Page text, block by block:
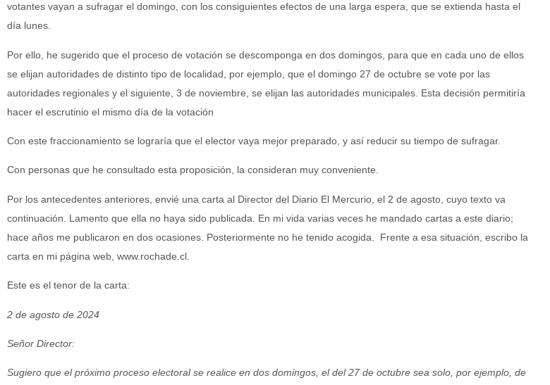
votantes vayan a sufragar el domingo, con los consiguientes efectos de una larga espera, que se extienda hasta el
día lunes.
Por ello, he sugerido que el proceso de votación se descomponga en dos domingos, para que en cada uno de ellos
se elijan autoridades de distinto tipo de localidad, por ejemplo, que el domingo 27 de octubre se vote por las
autoridades regionales y el siguiente, 3 de noviembre, se elijan las autoridades municipales. Esta decisión permitiría
hacer el escrutinio el mismo día de la votación
Con este fraccionamiento se lograría que el elector vaya mejor preparado, y así reducir su tiempo de sufragar.
Con personas que he consultado esta proposición, la consideran muy conveniente.
Por los antecedentes anteriores, envié una carta al Director del Diario El Mercurio, el 2 de agosto, cuyo texto va
continuación. Lamento que ella no haya sido publicada. En mi vida varias veces he mandado cartas a este diario;
hace años me publicaron en dos ocasiones. Posteriormente no he tenido acogida. Frente a esa situación, escribo la
carta en mi página web, www.rochade.cl.
Este es el tenor de la carta:
2 de agosto de 2024
Señor Director:
Sugiero que el próximo proceso electoral se realice en dos domingos, el del 27 de octubre sea solo, por ejemplo, de